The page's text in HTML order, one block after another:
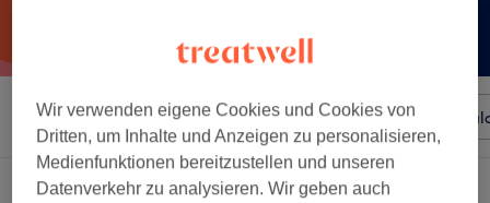
Sortieren nach Beliebiger Preis Besonderheiten
2 Salons die anbieten:damen - strähnen oberkopf in Koblenz
Wir verwenden eigene Cookies und Cookies von
Dritten, um Inhalte und Anzeigen zu personalisieren,
Medienfunktionen bereitzustellen und unseren
Datenverkehr zu analysieren. Wir geben auch